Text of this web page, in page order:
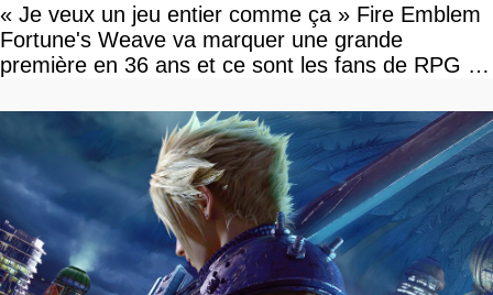
« Je veux un jeu entier comme ça » Fire Emblem
Fortune's Weave va marquer une grande
première en 36 ans et ce sont les fans de RPG en